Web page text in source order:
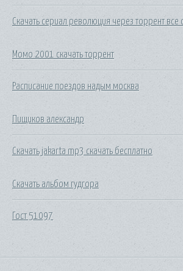
Скачать сериал революция через торрент все
Момо 2001 скачать торрент
Расписание поездов надым москва
Пищиков александр
Скачать jakarta mp3 скачать бесплатно
Скачать альбом гудгора
Гост 51097